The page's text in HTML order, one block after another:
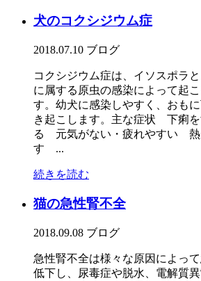
犬のコクシジウム症
2018.07.10 ブログ
コクシジウム症は、イソスポラ
に属する原虫の感染によって起
す。幼犬に感染しやすく、おもに
き起こします。主な症状 下痢
る 元気がない・疲れやすい
す ...
続きを読む
猫の急性腎不全
2018.09.08 ブログ
急性腎不全は様々な原因によっ
低下し、尿毒症や脱水、電解質